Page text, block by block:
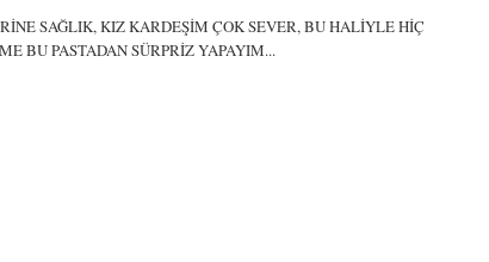
SAĞLIK, KIZ KARDEŞİM ÇOK SEVER, BU HALİYLE HİÇ
BU PASTADAN SÜRPRİZ YAPAYIM...